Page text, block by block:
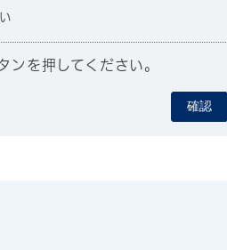
ンを押してください。
確認